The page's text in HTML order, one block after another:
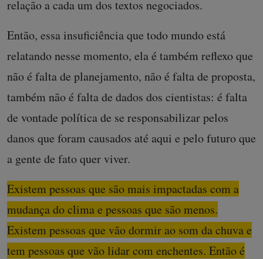
relação a cada um dos textos negociados.
Então, essa insuficiência que todo mundo está
relatando nesse momento, ela é também reflexo que
não é falta de planejamento, não é falta de proposta,
também não é falta de dados dos cientistas: é falta
de vontade política de se responsabilizar pelos
danos que foram causados até aqui e pelo futuro que
a gente de fato quer viver.
Existem pessoas que são mais impactadas com a
mudança do clima e pessoas que são menos.
Existem pessoas que vão dormir ao som da chuva e
tem pessoas que vão lidar com enchentes. Então é